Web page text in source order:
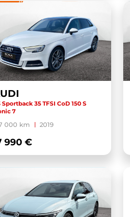
Sportback 35 TFSI CoD 150 S
7
000 km 2019
990 €